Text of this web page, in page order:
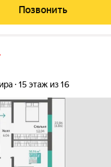
готова к воплощению ваших
Квартал "Крымская
Позвонить
15 этаж из 16